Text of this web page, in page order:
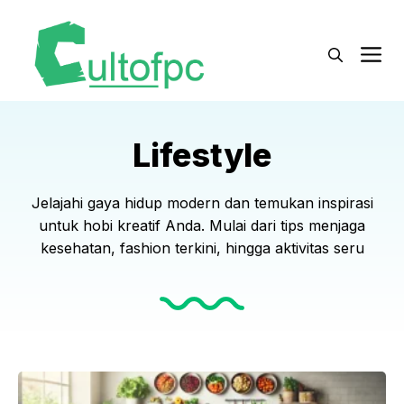
Lifestyle
Jelajahi gaya hidup modern dan temukan inspirasi
untuk hobi kreatif Anda. Mulai dari tips menjaga
kesehatan, fashion terkini, hingga aktivitas seru